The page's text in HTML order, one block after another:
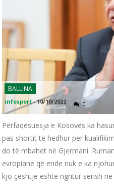
BALLINA
infosport -10/10/2022 0
Përfaqësuesja e Kosovës ka
pas shortit të hedhur për
do të mbahet në Gjermani.
evropiane që ende nuk e ka
kjo çështje është ngritur sërish